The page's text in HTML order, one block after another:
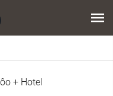
+ Hotel